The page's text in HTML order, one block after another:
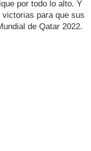
por todo lo alto. Y
para que sus
de Qatar 2022.